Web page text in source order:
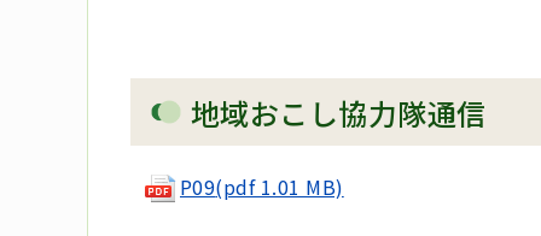
地域おこし協力隊通信
P09(pdf 1.01 MB)